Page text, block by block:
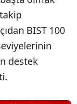
BIST 100
destek